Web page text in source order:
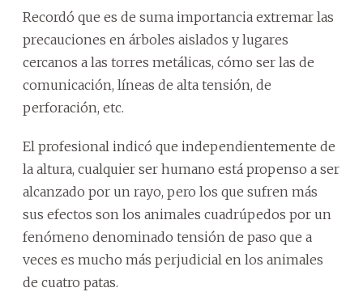
Recordó que es de suma importancia extremar las
precauciones en árboles aislados y lugares
cercanos a las torres metálicas, cómo ser las de
comunicación, líneas de alta tensión, de
perforación, etc.
El profesional indicó que independientemente de
la altura, cualquier ser humano está propenso a ser
alcanzado por un rayo, pero los que sufren más
sus efectos son los animales cuadrúpedos por un
fenómeno denominado tensión de paso que a
veces es mucho más perjudicial en los animales
de cuatro patas.